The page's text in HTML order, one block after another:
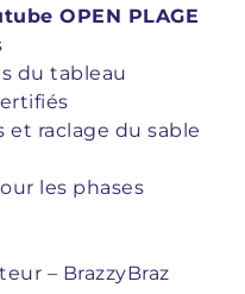
OPEN PLAGE
du tableau
et raclage du sable
les phases
– BrazzyBraz